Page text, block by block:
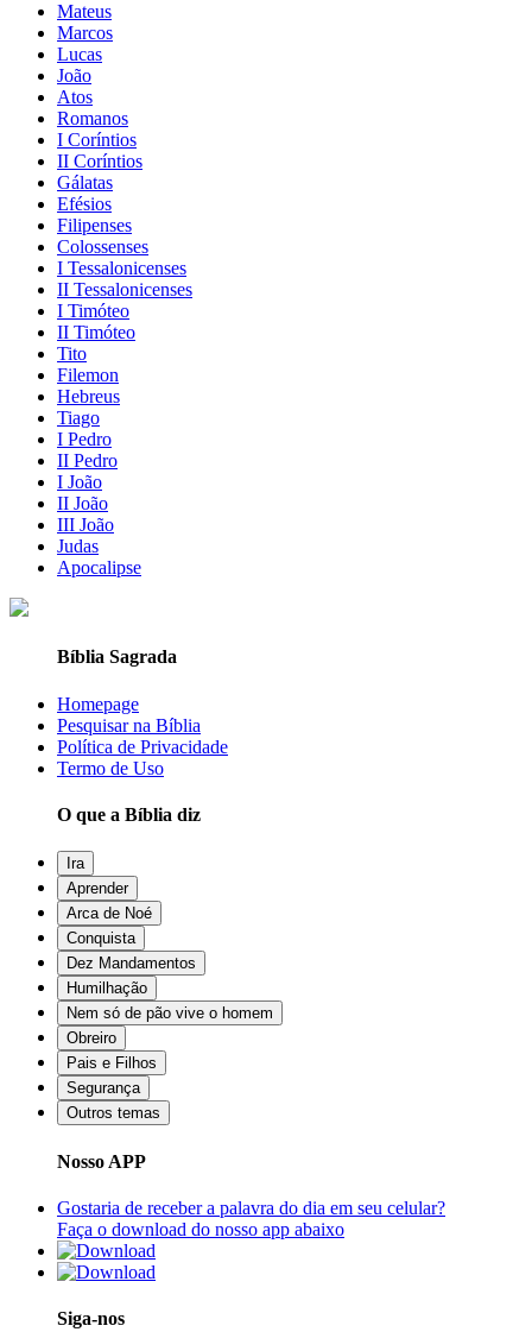
Mateus
Marcos
Lucas
João
Atos
Romanos
I Coríntios
II Coríntios
Gálatas
Efésios
Filipenses
Colossenses
I Tessalonicenses
II Tessalonicenses
I Timóteo
II Timóteo
Tito
Filemon
Hebreus
Tiago
I Pedro
II Pedro
I João
II João
III João
Judas
Apocalipse
Bíblia Sagrada
Homepage
Pesquisar na Bíblia
Política de Privacidade
Termo de Uso
O que a Bíblia diz
Ira
Aprender
Arca de Noé
Conquista
Dez Mandamentos
Humilhação
Nem só de pão vive o homem
Obreiro
Pais e Filhos
Segurança
Outros temas
Nosso APP
Gostaria de receber a palavra do dia em seu celular?
Faça o download do nosso app abaixo
Siga-nos